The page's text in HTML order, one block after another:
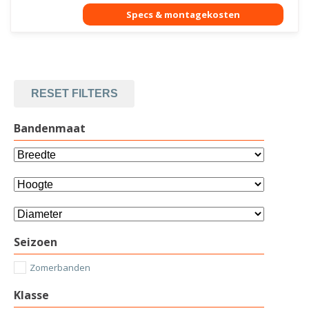
RESET FILTERS
Bandenmaat
Seizoen
Zomerbanden
Klasse